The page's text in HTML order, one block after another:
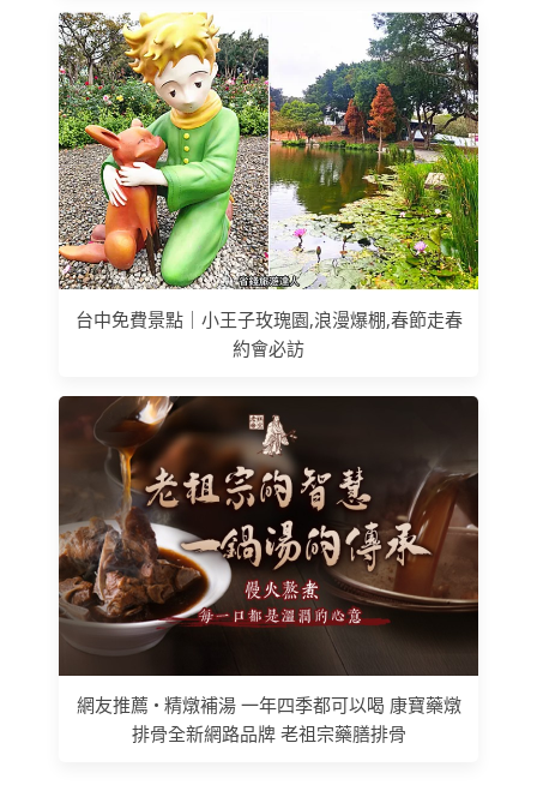
台中免費景點｜小王子玫瑰園,浪漫爆棚,春節走春
約會必訪
網友推薦 • 精燉補湯 一年四季都可以喝 康寶藥燉
排骨全新網路品牌 老祖宗藥膳排骨